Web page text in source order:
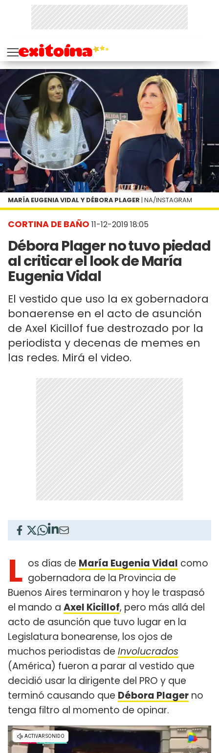
CORTINA DE BAÑO 11-12-2019 18:05
Débora Plager no tuvo piedad
al criticar el look de María
Eugenia Vidal
El vestido que uso la ex gobernadora
bonaerense en el acto de asunción
de Axel Kicillof fue destrozado por la
periodista y decenas de memes en
las redes. Mirá el video.
MARÍA EUGENIA VIDAL Y DÉBORA PLAGER | NA/INSTAGRAM
L os días de María Eugenia Vidal como
gobernadora de la Provincia de
Buenos Aires terminaron y hoy le traspasó
el mando a Axel Kicillof, pero más allá del
acto de asunción que tuvo lugar en la
Legislatura bonearense, los ojos de
muchos periodistas de Involucrados
(América) fueron a parar al vestido que
decidió usar la dirigente del PRO y que
terminó causando que Débora Plager no
tenga filtro al momento de opinar.